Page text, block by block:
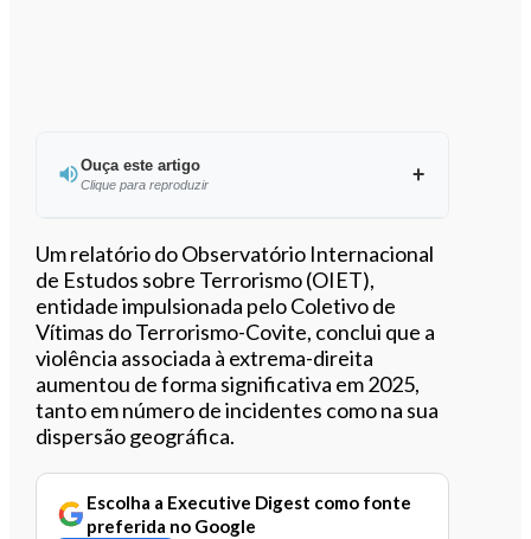
Ouça este artigo
Clique para reproduzir
0:00/7:16
Um relatório do Observatório Internacional
de Estudos sobre Terrorismo (OIET),
entidade impulsionada pelo Coletivo de
Vítimas do Terrorismo-Covite, conclui que a
violência associada à extrema-direita
aumentou de forma significativa em 2025,
tanto em número de incidentes como na sua
dispersão geográfica.
Escolha a Executive Digest como fonte
preferida no Google